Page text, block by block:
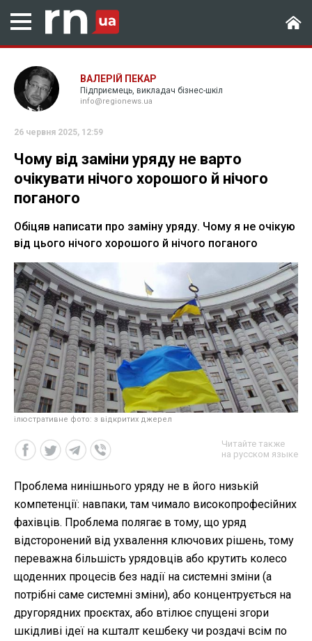
ВАЛЕРІЙ ПЕКАР
Підприємець, викладач бізнес-шкіл
info@regionews.ua
26 червня 2025, 12:59
Чому від заміни уряду не варто
очікувати нічого хорошого й нічого
поганого
Обіцяв написати про заміну уряду. Чому я не очікую
від цього нічого хорошого й нічого поганого
ілюстративне фото: з відкритих джерел
Читайте также
на русском языке
Проблема нинішнього уряду не в його низькій
компетенції: навпаки, там чимало високопрофесійних
фахівців. Проблема полягає в тому, що уряд
відсторонений від ухвалення ключових рішень, тому
переважна більшість урядовців або крутить колесо
щоденних процесів без надії на системні зміни (а
потрібні саме системні зміни), або концентрується на
другорядних проєктах, або втілює спущені згори
шкідливі ідеї на кшталт кешбеку чи роздачі всім по